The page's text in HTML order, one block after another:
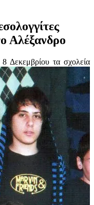
Αλέξανδρο
Δεκεμβρίου τα σχολεία